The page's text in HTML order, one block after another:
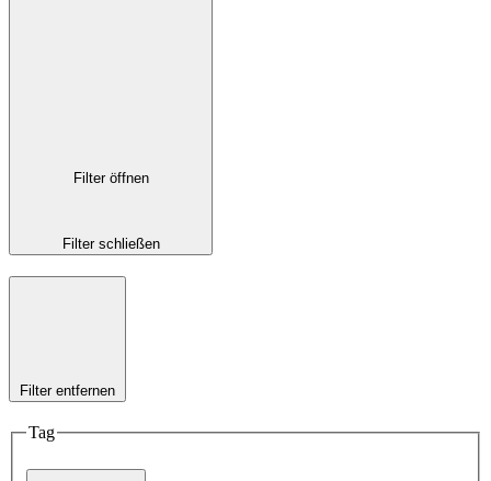
Filter öffnen
Filter schließen
Filter entfernen
Tag